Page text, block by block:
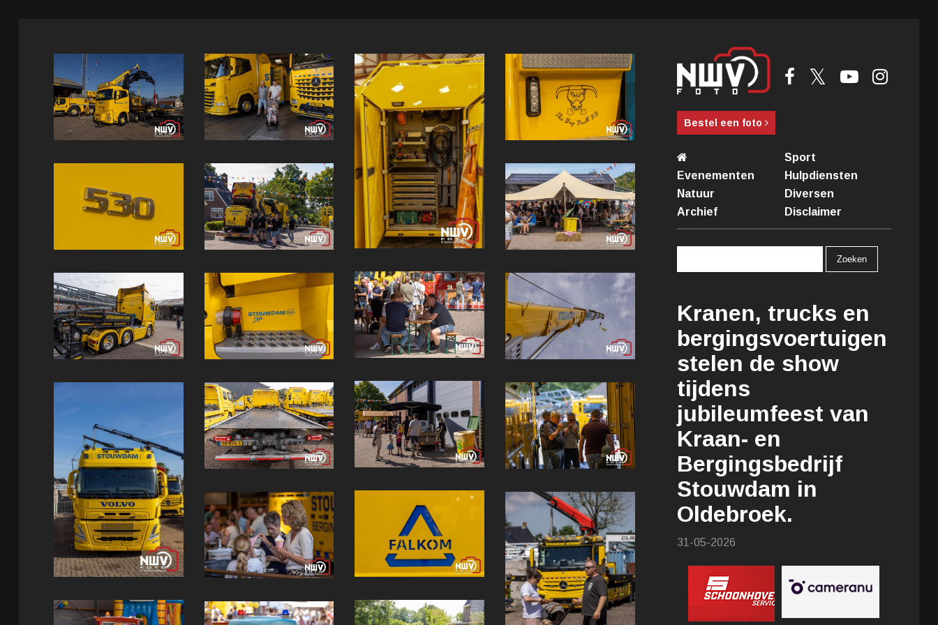
Bestel een foto
Sport
Evenementen
Hulpdiensten
Natuur
Diversen
Archief
Disclaimer
Kranen, trucks en
bergingsvoertuigen
stelen de show
tijdens
jubileumfeest van
Kraan- en
Bergingsbedrijf
Stouwdam in
Oldebroek.
31-05-2026